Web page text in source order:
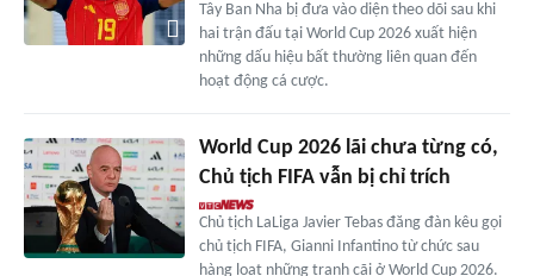
Tây Ban Nha bị đưa vào diện theo dõi sau khi
hai trận đấu tại World Cup 2026 xuất hiện
những dấu hiệu bất thường liên quan đến
hoạt động cá cược.
World Cup 2026 lãi chưa từng có,
Chủ tịch FIFA vẫn bị chỉ trích
Chủ tịch LaLiga Javier Tebas đăng đàn kêu gọi
chủ tịch FIFA, Gianni Infantino từ chức sau
hàng loạt những tranh cãi ở World Cup 2026.